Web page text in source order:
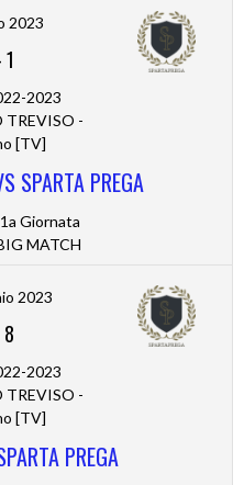
2023
1
2023
TREVISO -
[TV]
SPARTA PREGA
Giornata
MATCH
2023
8
2023
TREVISO -
[TV]
PREGA